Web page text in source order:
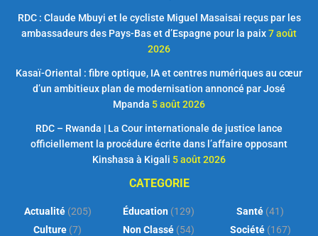
RDC : Claude Mbuyi et le cycliste Miguel Masaisai reçus par les
ambassadeurs des Pays-Bas et d’Espagne pour la paix7 août
2026
Kasaï-Oriental : fibre optique, IA et centres numériques au cœur
d’un ambitieux plan de modernisation annoncé par José
Mpanda 5 août 2026
RDC – Rwanda | La Cour internationale de justice lance
officiellement la procédure écrite dans l’affaire opposant
Kinshasa à Kigali 5 août 2026
CATEGORIE
Actualité(205)
Culture (7)
Éducation (129)
Non Classé (54)
Santé (41)
Société(167)